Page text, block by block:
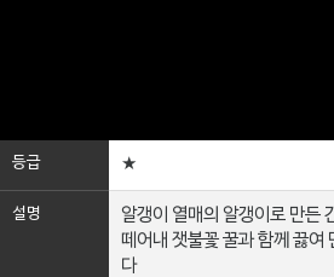
등급 ★
설명
알갱이 열매의 알갱이로 만든
떼어내 잿불꽃 꿀과 함께 끓여
다